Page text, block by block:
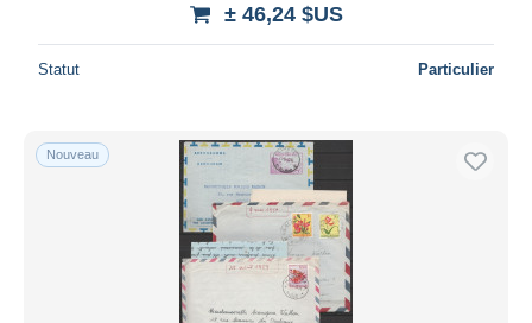
± 46,24 $US
Statut Particulier
Nouveau